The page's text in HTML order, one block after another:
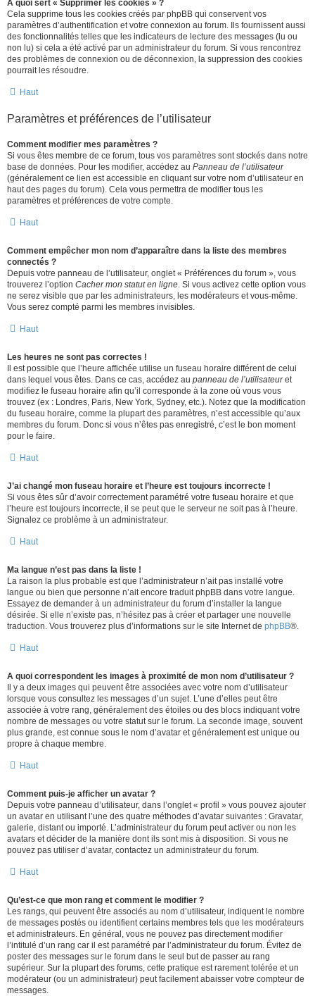
À quoi sert « Supprimer les cookies » ?
Cela supprime tous les cookies créés par phpBB qui conservent vos
paramètres d’authentification et votre connexion au forum. Ils fournissent aussi
des fonctionnalités telles que les indicateurs de lecture des messages (lu ou
non lu) si cela a été activé par un administrateur du forum. Si vous rencontrez
des problèmes de connexion ou de déconnexion, la suppression des cookies
pourrait les résoudre.
Haut
Paramètres et préférences de l’utilisateur
Comment modifier mes paramètres ?
Si vous êtes membre de ce forum, tous vos paramètres sont stockés dans notre
base de données. Pour les modifier, accédez au Panneau de l’utilisateur
(généralement ce lien est accessible en cliquant sur votre nom d’utilisateur en
haut des pages du forum). Cela vous permettra de modifier tous les
paramètres et préférences de votre compte.
Haut
Comment empêcher mon nom d’apparaître dans la liste des membres
connectés ?
Depuis votre panneau de l’utilisateur, onglet « Préférences du forum », vous
trouverez l’option Cacher mon statut en ligne. Si vous activez cette option vous
ne serez visible que par les administrateurs, les modérateurs et vous-même.
Vous serez compté parmi les membres invisibles.
Haut
Les heures ne sont pas correctes !
Il est possible que l’heure affichée utilise un fuseau horaire différent de celui
dans lequel vous êtes. Dans ce cas, accédez au panneau de l’utilisateuret
modifiez le fuseau horaire afin qu’il corresponde à la zone où vous vous
trouvez (ex : Londres, Paris, New York, Sydney, etc.). Notez que la modification
du fuseau horaire, comme la plupart des paramètres, n’est accessible qu’aux
membres du forum. Donc si vous n’êtes pas enregistré, c’est le bon moment
pour le faire.
Haut
J’ai changé mon fuseau horaire et l’heure est toujours incorrecte !
Si vous êtes sûr d’avoir correctement paramétré votre fuseau horaire et que
l’heure est toujours incorrecte, il se peut que le serveur ne soit pas à l’heure.
Signalez ce problème à un administrateur.
Haut
Ma langue n’est pas dans la liste !
La raison la plus probable est que l’administrateur n’ait pas installé votre
langue ou bien que personne n’ait encore traduit phpBB dans votre langue.
Essayez de demander à un administrateur du forum d’installer la langue
désirée. Si elle n’existe pas, n’hésitez pas à créer et partager une nouvelle
traduction. Vous trouverez plus d’informations sur le site Internet de phpBB®.
Haut
A quoi correspondent les images à proximité de mon nom d’utilisateur ?
Il y a deux images qui peuvent être associées avec votre nom d’utilisateur
lorsque vous consultez les messages d’un sujet. L’une d’elles peut être
associée à votre rang, généralement des étoiles ou des blocs indiquant votre
nombre de messages ou votre statut sur le forum. La seconde image, souvent
plus grande, est connue sous le nom d’avatar et généralement est unique ou
propre à chaque membre.
Haut
Comment puis-je afficher un avatar ?
Depuis votre panneau d’utilisateur, dans l’onglet « profil » vous pouvez ajouter
un avatar en utilisant l’une des quatre méthodes d’avatar suivantes : Gravatar,
galerie, distant ou importé. L’administrateur du forum peut activer ou non les
avatars et décider de la manière dont ils sont mis à disposition. Si vous ne
pouvez pas utiliser d’avatar, contactez un administrateur du forum.
Haut
Qu’est-ce que mon rang et comment le modifier ?
Les rangs, qui peuvent être associés au nom d’utilisateur, indiquent le nombre
de messages postés ou identifient certains membres tels que les modérateurs
et administrateurs. En général, vous ne pouvez pas directement modifier
l’intitulé d’un rang car il est paramétré par l’administrateur du forum. Évitez de
poster des messages sur le forum dans le seul but de passer au rang
supérieur. Sur la plupart des forums, cette pratique est rarement tolérée et un
modérateur (ou un administrateur) peut facilement abaisser votre compteur de
messages.